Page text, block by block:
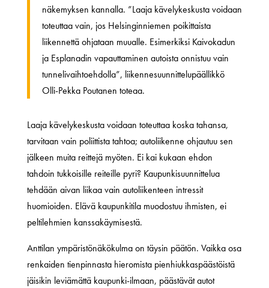
näkemyksen kannalla. ”Laaja kävelykeskusta voidaan
toteuttaa vain, jos Helsinginniemen poikittaista
liikennettä ohjataan muualle. Esimerkiksi Kaivokadun
ja Esplanadin vapauttaminen autoista onnistuu vain
tunnelivaihtoehdolla”, liikennesuunnittelupäällikkö
Olli-Pekka Poutanen toteaa.
Laaja kävelykeskusta voidaan toteuttaa koska tahansa,
tarvitaan vain poliittista tahtoa; autoliikenne ohjautuu sen
jälkeen muita reittejä myöten. Ei kai kukaan ehdon
tahdoin tukkoisille reiteille pyri? Kaupunkisuunnittelua
tehdään aivan liikaa vain autoliikenteen intressit
huomioiden. Elävä kaupunkitila muodostuu ihmisten, ei
peltilehmien kanssakäymisestä.
Anttilan ympäristönäkökulma on täysin päätön. Vaikka osa
renkaiden tienpinnasta hieromista pienhiukkaspäästöistä
jäisikin leviämättä kaupunki-ilmaan, päästävät autot